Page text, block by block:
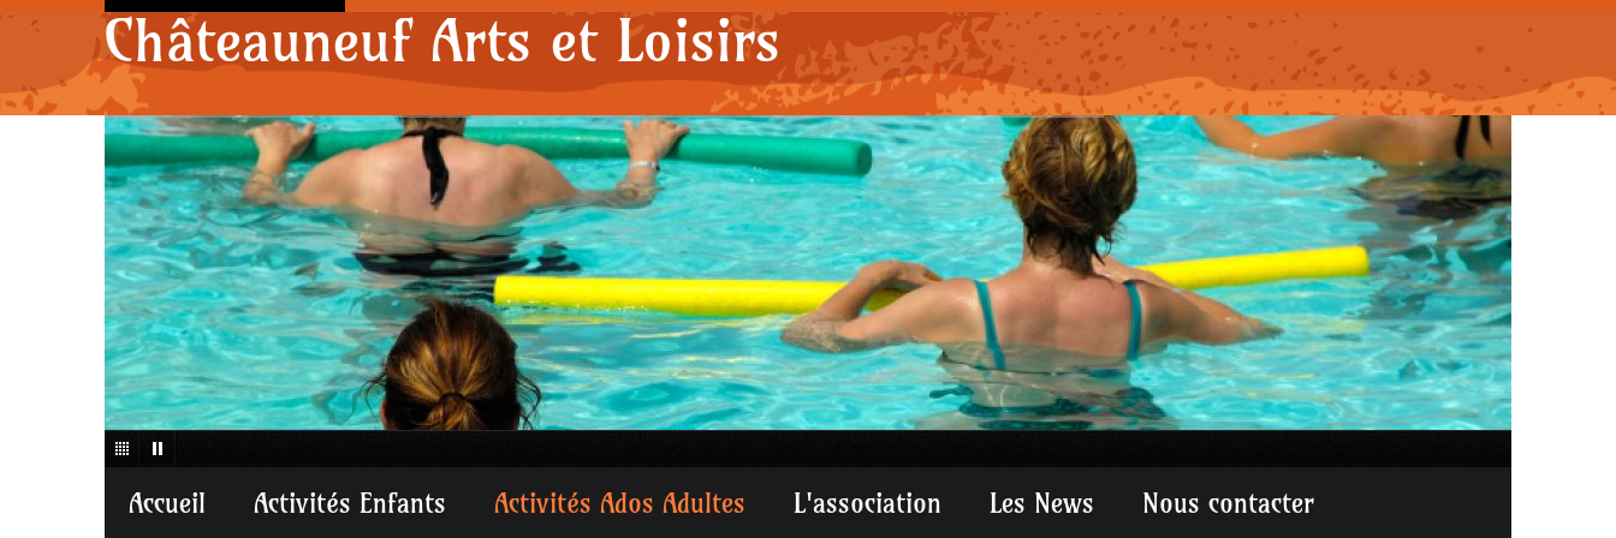
Châteauneuf Arts et Loisirs
Accueil Activités Enfants Activités Ados Adultes L'association Les News Nous contacter